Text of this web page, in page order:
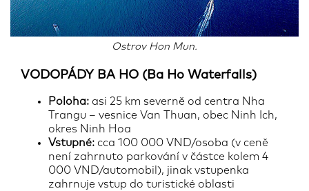
Ostrov Hon Mun.
VODOPÁDY BA HO (Ba Ho Waterfalls)
Poloha: asi 25 km severně od centra Nha
Trangu – vesnice Van Thuan, obec Ninh Ich,
okres Ninh Hoa
Vstupné: cca 100 000 VND/osoba (v ceně
není zahrnuto parkování v částce kolem 4
000 VND/automobil), jinak vstupenka
zahrnuje vstup do turistické oblasti